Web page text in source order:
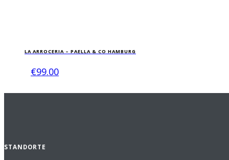
weist
Varianten
Die
gewählt
LA ARROCERIA – PAELLA & CO HAMBURG
€99.00
STANDORTE